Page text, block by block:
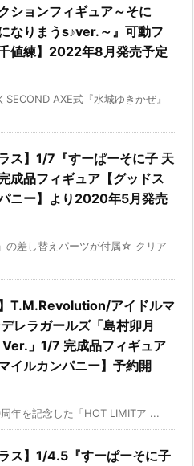
ションフィギュア～そに
なりまうs♪ver.～』可動フ
値練】2022年8月発売予定
AXE式『水城ゆきかぜ』
ス】1/7『すーぱーそに子 天
成品フィギュア【グッドス
ニー】より2020年5月発売
の差し替えパーツが付属☆ クリア
】T.M.Revolution/アイドルマ
レラガールズ「島村卯月
」1/7 完成品フィギュア
イルカンパニー】予約開
年を記念した「HOT LIMITア ...
ラス】1/4.5『すーぱーそに子